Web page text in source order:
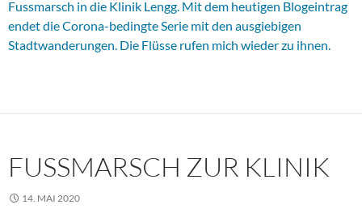
Fussmarsch in die Klinik Lengg. Mit dem heutigen Blogeintrag
endet die Corona-bedingte Serie mit den ausgiebigen
Stadtwanderungen. Die Flüsse rufen mich wieder zu ihnen.
FUSSMARSCH ZUR KLINIK
14. MAI 2020